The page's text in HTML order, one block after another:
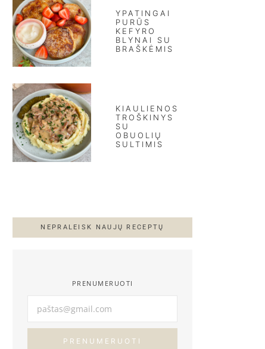
YPATINGAI
PURŪS
KEFYRO
BLYNAI SU
BRAŠKĖMIS
KIAULIENOS
TROŠKINYS
SU
OBUOLIŲ
SULTIMIS
NEPRALEISK NAUJŲ RECEPTŲ
PRENUMERUOTI
PRENUMERUOTI